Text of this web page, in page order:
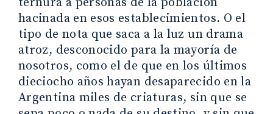
hacinada en esos establecimientos. O el
tipo de nota que saca a la luz un drama
atroz, desconocido para la mayoría de
nosotros, como el de que en los últimos
dieciocho años hayan desaparecido en la
Argentina miles de criaturas, sin que se